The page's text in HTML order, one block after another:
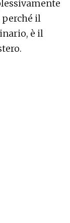
perché il
è il